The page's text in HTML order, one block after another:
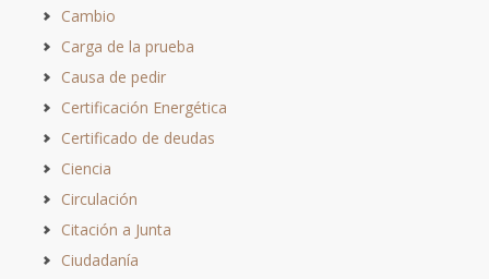
Cambio
Carga de la prueba
Causa de pedir
Certificación Energética
Certificado de deudas
Ciencia
Circulación
Citación a Junta
Ciudadanía